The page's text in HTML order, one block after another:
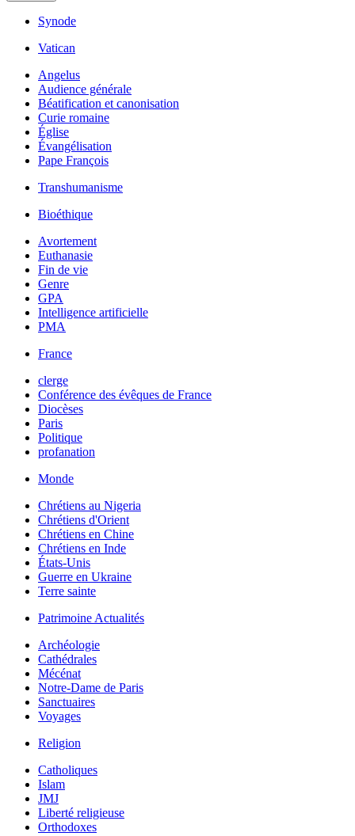
Synode
Vatican
Angelus
Audience générale
Béatification et canonisation
Curie romaine
Église
Évangélisation
Pape François
Transhumanisme
Bioéthique
Avortement
Euthanasie
Fin de vie
Genre
GPA
Intelligence artificielle
PMA
France
clerge
Conférence des évêques de France
Diocèses
Paris
Politique
profanation
Monde
Chrétiens au Nigeria
Chrétiens d'Orient
Chrétiens en Chine
Chrétiens en Inde
États-Unis
Guerre en Ukraine
Terre sainte
Patrimoine Actualités
Archéologie
Cathédrales
Mécénat
Notre-Dame de Paris
Sanctuaires
Voyages
Religion
Catholiques
Islam
JMJ
Liberté religieuse
Orthodoxes